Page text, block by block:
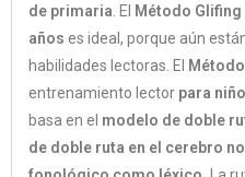
de primaria . El Método Glifing
años es ideal, porque aún
habilidades lectoras. El
entrenamiento lector para
basa en el modelo de doble
de doble ruta en el cerebro